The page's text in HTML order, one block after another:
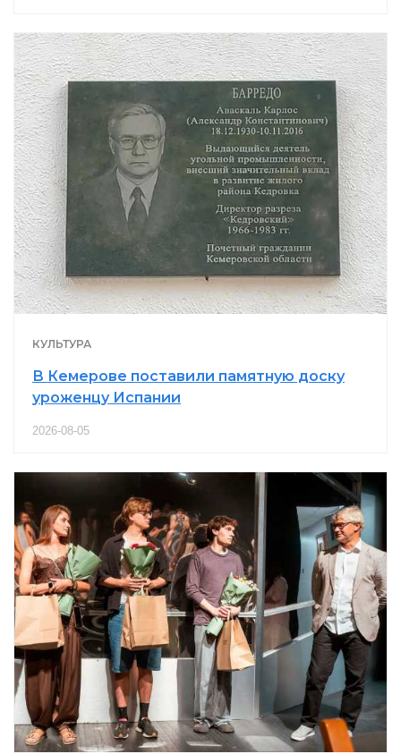
КУЛЬТУРА
В Кемерове поставили памятную доску
уроженцу Испании
2026-08-05